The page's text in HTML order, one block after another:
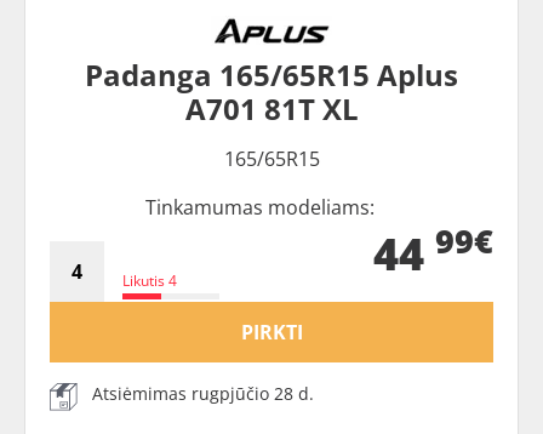
Padanga 165/65R15 Aplus
A701 81T XL
165/65R15
Tinkamumas modeliams:
Likutis 4 44 99€
PIRKTI
Atsiėmimas rugpjūčio 28 d.